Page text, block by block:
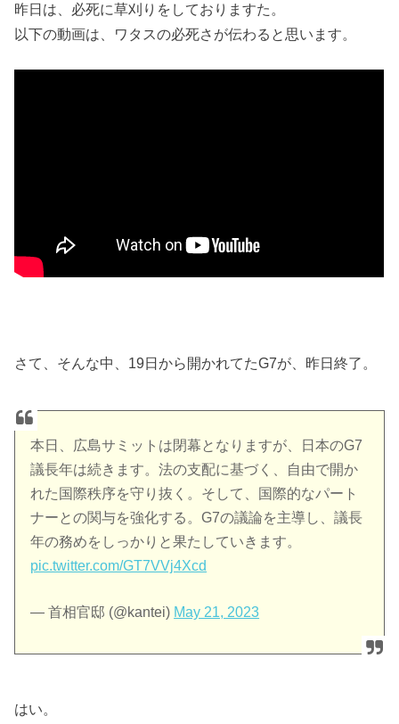
昨日は、必死に草刈りをしておりますた。
以下の動画は、ワタスの必死さが伝わると思います。
さて、そんな中、19日から開かれてたG7が、昨日終了。
本日、広島サミットは閉幕となりますが、日本のG7
議長年は続きます。法の支配に基づく、自由で開か
れた国際秩序を守り抜く。そして、国際的なパート
ナーとの関与を強化する。G7の議論を主導し、議長
年の務めをしっかりと果たしていきます。
pic.twitter.com/GT7VVj4Xcd
— 首相官邸 (@kantei) May 21, 2023
はい。